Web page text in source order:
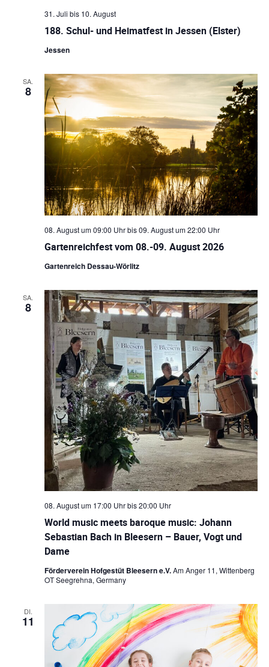
n
e
n
u
c
h
-
u
n
d
s
i
c
h
t
e
n
n
a
v
i
g
a
i
n
n
g
A
n
s
i
e
n
-
N
a
v
i
g
a
o
188. Schul- und Heimatfest in Jessen (Elster)
31. Juli bis 10. August
Jessen
SA.
8
Gartenreichfest vom 08.-09. August 2026
08. August um 09:00 Uhrbis09. August um 22:00 Uhr
Gartenreich Dessau-Wörlitz
SA.
8
World music meets baroque music: Johann
Sebastian Bach in Bleesern – Bauer, Vogt und
Dame
08. August um 17:00 Uhrbis20:00 Uhr
Förderverein Hofgestüt Bleesern e.V.Am Anger 11, Wittenberg
OT Seegrehna, Germany
DI.
11